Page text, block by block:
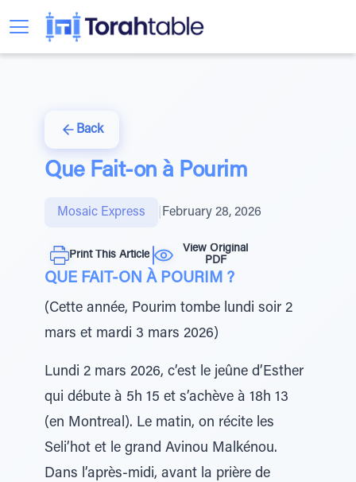
Back
Que Fait-on à Pourim
Mosaic Express February 28, 2026
Print This Article
View Original
PDF
QUE FAIT-ON À POURIM ?
(Cette année, Pourim tombe lundi soir 2
mars et mardi 3 mars 2026)
Lundi 2 mars 2026, c’est le jeûne d’Esther
qui débute à 5h 15 et s’achève à 18h 13
(en Montreal). Le matin, on récite les
Seli’hot et le grand Avinou Malkénou.
Dans l’après-midi, avant la prière de